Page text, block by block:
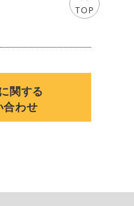
TOP
関する
合わせ